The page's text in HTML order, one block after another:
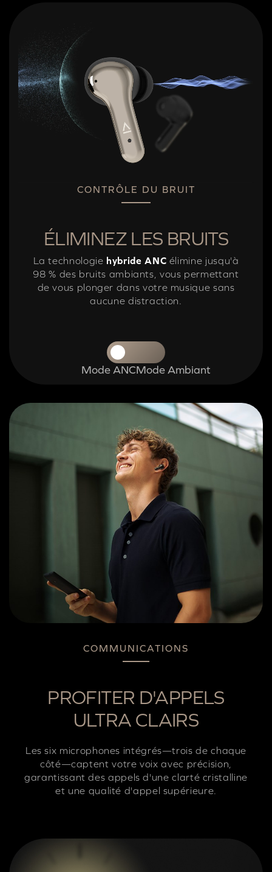
CONTRÔLE DU BRUIT
ÉLIMINEZ LES BRUITS
La technologie hybride ANC élimine jusqu'à
98 % des bruits ambiants, vous permettant
de vous plonger dans votre musique sans
aucune distraction.
Mode ANCMode Ambiant
COMMUNICATIONS
PROFITER D'APPELS
ULTRA CLAIRS
Les six microphones intégrés—trois de chaque
côté—captent votre voix avec précision,
garantissant des appels d'une clarté cristalline
et une qualité d'appel supérieure.